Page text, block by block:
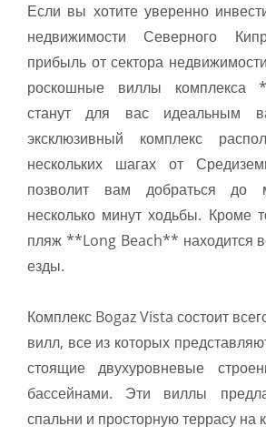
Если вы хотите уверенно
недвижимости Северного
прибыль от сектора
роскошные виллы комплекса
станут для вас идеальным
эксклюзивный комплекс
нескольких шагах от
позволит вам добраться до
несколько минут ходьбы. Кроме
пляж **Long Beach** находится
езды.
Комплекс Bogaz Vista состоит
вилл, все из которых
стоящие двухуровневые
бассейнами. Эти виллы
спальни и просторную террасу на